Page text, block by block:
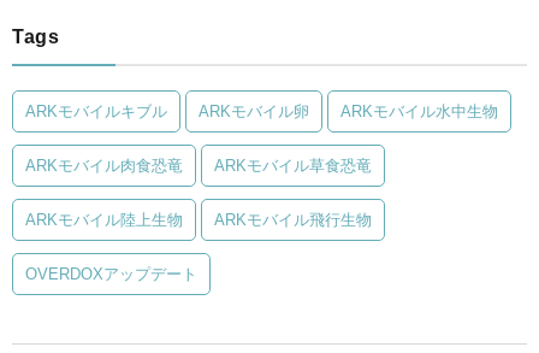
Tags
ARKモバイルキブル ARKモバイル卵 ARKモバイル水中生物
ARKモバイル肉食恐竜 ARKモバイル草食恐竜
ARKモバイル陸上生物 ARKモバイル飛行生物
OVERDOXアップデート